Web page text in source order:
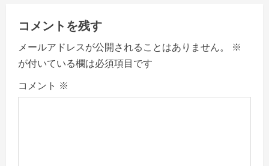
i
g
a
コメントを残す
メールアドレスが公開されることはありません。
※
が付いている欄は必須項目です
コメント ※